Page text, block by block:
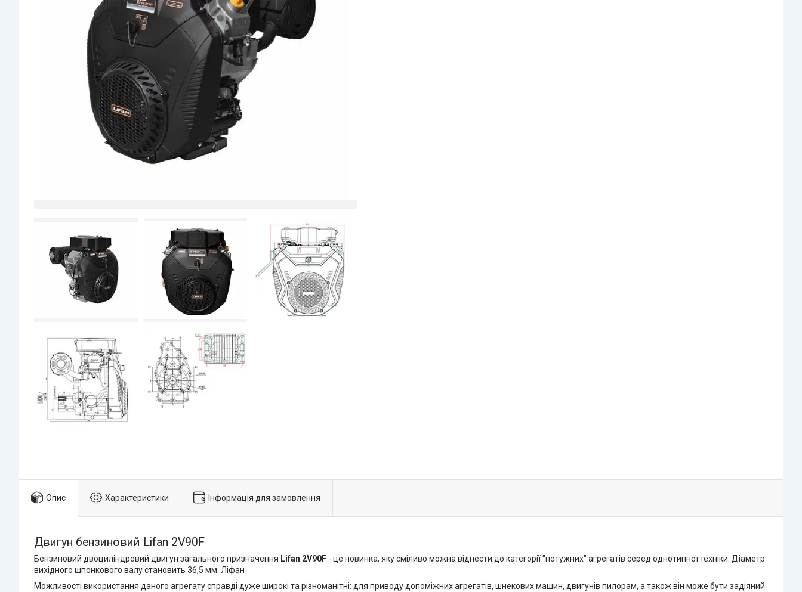
Опис Характеристики Інформація для замовлення
Двигун бензиновий Lifan 2V90F
Бензиновий двоциліндровий двигун загального призначення Lifan 2V90F - це новинка, яку сміливо можна віднести до категорії "потужних" агрегатів серед однотипної техніки. Діаметр
вихідного шпонкового валу становить 36,5 мм. Ліфан
Можливості використання даного агрегату справді дуже широкі та різноманітні: для приводу допоміжних агрегатів, шнекових машин, двигунів пилорам, а також він може бути задіяний